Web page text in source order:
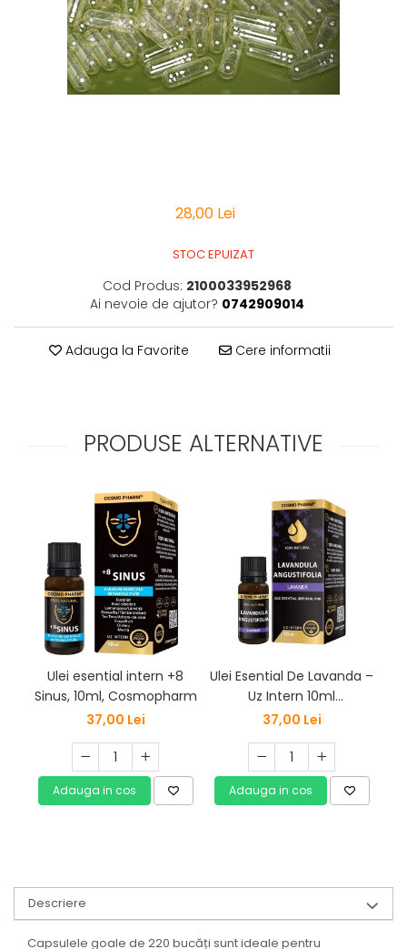
Vitamine Gal
28,00 Lei
STOC EPUIZAT
Cod Produs: 2100033952968
Ai nevoie de ajutor? 0742909014
Adauga la Favorite Cere informatii
PRODUSE ALTERNATIVE
Ulei esential intern +8
Sinus, 10ml, Cosmopharm
37,00 Lei
Adauga in cos
Ulei Esential De Lavanda –
Uz Intern 10ml
Cosmopharm
37,00 Lei
Adauga in cos
Descriere
Capsulele goale de 220 bucăți sunt ideale pentru